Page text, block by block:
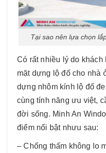
Tại sao nên lựa chọn
Có rất nhiều lý do
mặt dựng lộ đố cho nhà
dựng nhôm kính lộ đố
cùng tính năng ưu việt,
đời sống. Minh An
điểm nổi bật nhưu sau:
– Chống thấm không lo